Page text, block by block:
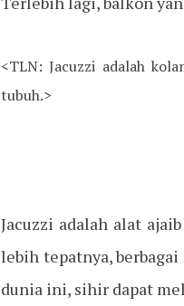
<TLN: Jacuzzi adalah
tubuh.>
Jacuzzi adalah alat
lebih tepatnya,
dunia ini, sihir dapat